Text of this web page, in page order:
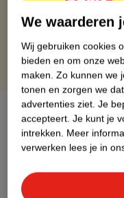
Gratis punten met je
Over dit product
Productinformatie
Etiketinformatie
We waarderen
Wij gebruiken cookies
bieden en om onze
maken. Zo kunnen we
tonen en zorgen we
advertenties ziet. Je
accepteert. Je kunt je
intrekken. Meer
verwerken lees je in